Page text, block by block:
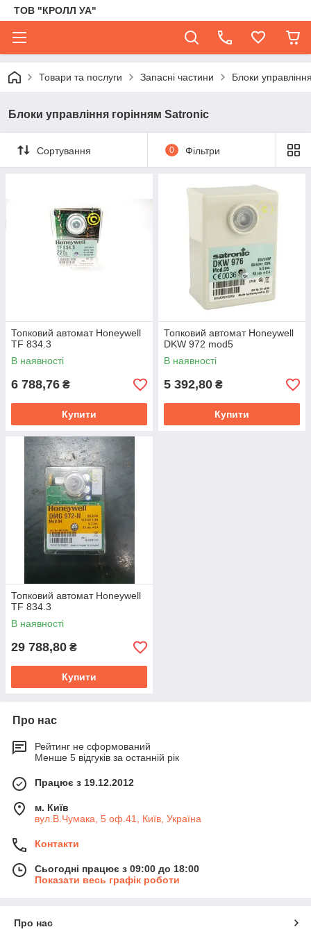
ТОВ "КРОЛЛ УА"
Товари та послуги Запасні частини Блоки
Блоки управління горінням Satronic
Сортування 0 Фільтри
Топковий автомат Honeywell
TF 834.3
В наявності
6 788,76 ₴
Купити
Топковий автомат Honeywell
DKW 972 mod5
В наявності
5 392,80 ₴
Купити
Топковий автомат Honeywell
TF 834.3
В наявності
29 788,80 ₴
Купити
Про нас
Рейтинг не сформований
Менше 5 відгуків за останній рік
Працює з 19.12.2012
м. Київ
вул.В.Чумака, 5 оф.41, Київ, Україна
Контакти
Сьогодні працює з 09:00 до 18:00
Показати весь графік роботи
Про нас